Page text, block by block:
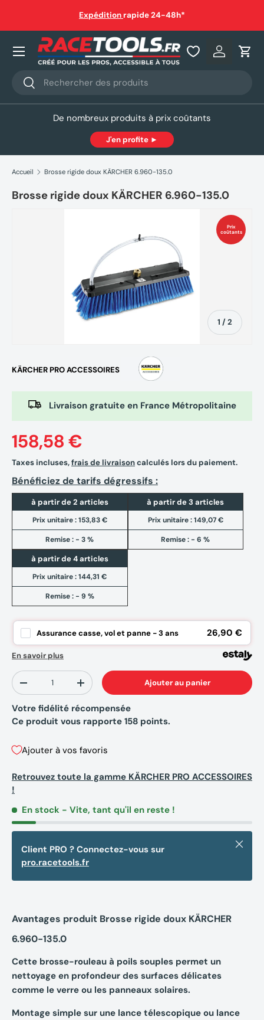
Aller au contenu
Expédition rapide 24-48h*
Recherche
Rechercher
Se
Nos produits
De nombreux produits à prix coûtants
J'en profite ►
Accueil Brosse rigide doux KÄRCHER 6.960-135.0
Brosse rigide doux KÄRCHER 6.960-135.0
Prix
coûtants
1 /de
2
KÄRCHER PRO ACCESSOIRES
Livraison gratuite en France Métropolitaine
158,58 €
Taxes incluses,frais de livraisoncalculés lors du paiement.
Bénéficiez de tarifs dégressifs :
à partir de 2 articles
Prix unitaire :153,83 €
Remise : - 3 %
à partir de 3 articles
Prix unitaire :149,07 €
Remise : - 6 %
à partir de 4 articles
Prix unitaire :144,31 €
Remise : - 9 %
Assurance casse, vol et panne - 3 ans 26,90 €
En savoir plus
Qté
-
+ Ajouter au panier
Votre fidélité récompensée
Ce produit vous rapporte 158 points.
Ajouter à vos favoris
Retrouvez toute la gamme KÄRCHER PRO ACCESSOIRES
!
En stock - Vite, tant qu'il en reste !
Client PRO ? Connectez-vous sur
pro.racetools.fr
Fermer
Avantages produit Brosse rigide doux KÄRCHER
6.960-135.0
Cette brosse-rouleau à poils souples permet un
nettoyage en profondeur des surfaces délicates
comme le verre ou les panneaux solaires.
Montage simple sur une lance télescopique ou lance